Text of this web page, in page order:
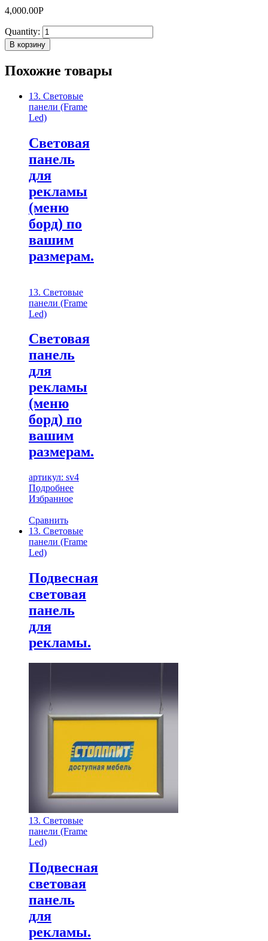
4,000.00Р
Quantity:
В корзину
Похожие товары
13. Световые
панели (Frame
Led)
Световая
панель
для
рекламы
(меню
борд) по
вашим
размерам.
13. Световые
панели (Frame
Led)
Световая
панель
для
рекламы
(меню
борд) по
вашим
размерам.
артикул: sv4
Подробнее
Избранное
Сравнить
13. Световые
панели (Frame
Led)
Подвесная
световая
панель
для
рекламы.
13. Световые
панели (Frame
Led)
Подвесная
световая
панель
для
рекламы.